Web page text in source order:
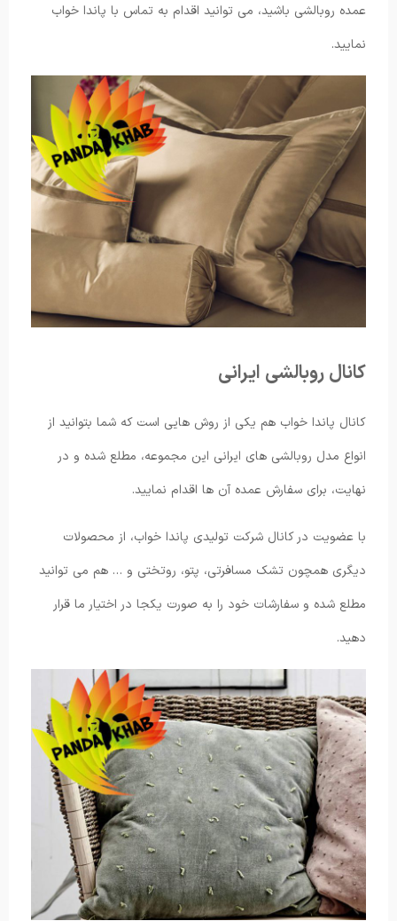
عمده روبالشی باشید، می توانید اقدام به تماس با پاندا خواب
نمایید.
کانال روبالشی ایرانی
کانال پاندا خواب هم یکی از روش هایی است که شما بتوانید از
انواع مدل روبالشی های ایرانی این مجموعه، مطلع شده و در
نهایت، برای سفارش عمده آن ها اقدام نمایید.
با عضویت در کانال شرکت تولیدی پاندا خواب، از محصولات
دیگری همچون تشک مسافرتی، پتو، روتختی و … هم می توانید
مطلع شده و سفارشات خود را به صورت یکجا در اختیار ما قرار
دهید.